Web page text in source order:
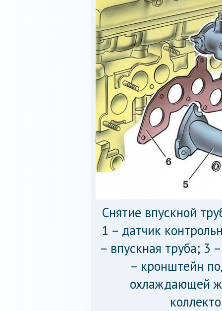
Снятие впускной
1 – датчик
– впускная труба; 3
– кронштейн
охлаждающей